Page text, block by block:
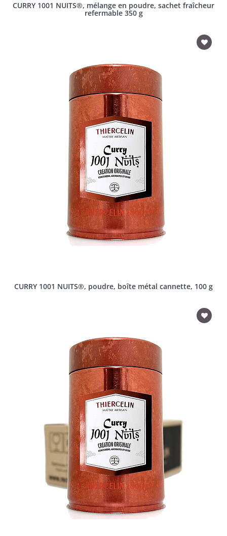
CURRY 1001 NUITS®, mélange en poudre, sachet fraîcheur
refermable 350 g
CURRY 1001 NUITS®, poudre, boîte métal cannette, 100 g